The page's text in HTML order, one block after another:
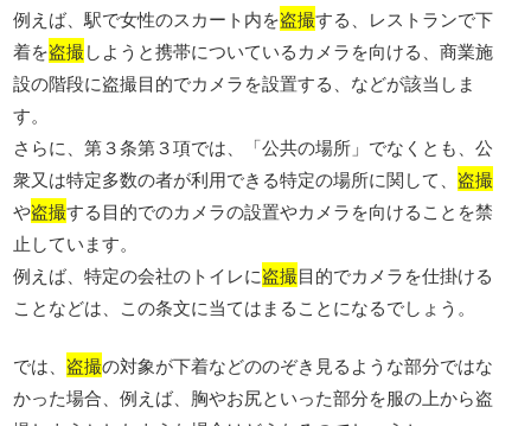
例えば、駅で女性のスカート内を盗撮する、レストランで下
着を盗撮しようと携帯についているカメラを向ける、商業施
設の階段に盗撮目的でカメラを設置する、などが該当しま
す。
さらに、第３条第３項では、「公共の場所」でなくとも、公
衆又は特定多数の者が利用できる特定の場所に関して、 盗撮
や盗撮する目的でのカメラの設置やカメラを向けることを禁
止しています。
例えば、特定の会社のトイレに盗撮目的でカメラを仕掛ける
ことなどは、この条文に当てはまることになるでしょう。
では、 盗撮の対象が下着などののぞき見るような部分ではな
かった場合、例えば、胸やお尻といった部分を服の上から盗